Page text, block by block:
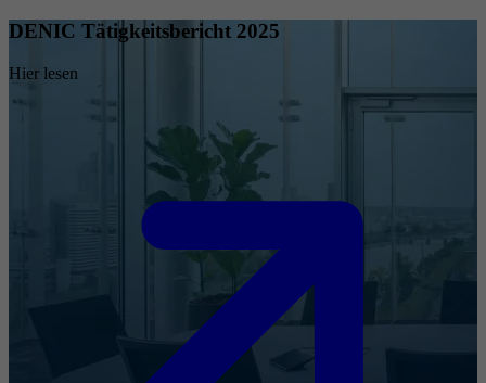
DENIC Tätigkeitsbericht 2025
Hier lesen